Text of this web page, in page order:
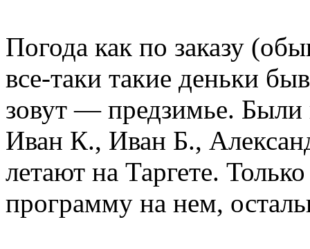
Погода как по заказу
все-таки такие деньки
зовут — предзимье. Были
Иван К., Иван Б.,
летают на Таргете.
программу на нем,